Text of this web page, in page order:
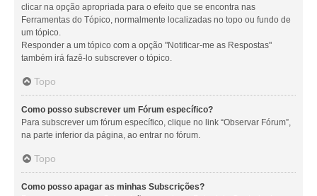
clicar na opção apropriada para o efeito que se encontra nas
Ferramentas do Tópico, normalmente localizadas no topo ou fundo de
um tópico.
Responder a um tópico com a opção "Notificar-me as Respostas"
também irá fazê-lo subscrever o tópico.
Topo
Como posso subscrever um Fórum específico?
Para subscrever um fórum específico, clique no link “Observar Fórum”,
na parte inferior da página, ao entrar no fórum.
Topo
Como posso apagar as minhas Subscrições?